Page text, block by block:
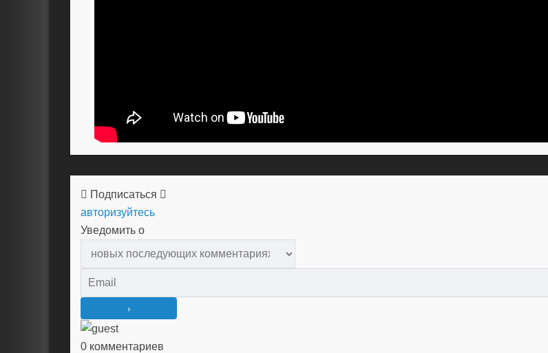
Подписаться
авторизуйтесь
Уведомить о
0 комментариев